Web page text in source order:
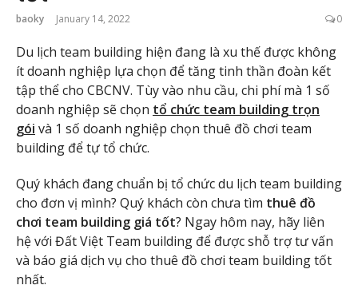
baoky January 14, 2022 0
Du lịch team building hiện đang là xu thế được không
ít doanh nghiệp lựa chọn để tăng tinh thần đoàn kết
tập thể cho CBCNV. Tùy vào nhu cầu, chi phí mà 1 số
doanh nghiệp sẽ chọn tổ chức team building trọn
gói và 1 số doanh nghiệp chọn thuê đồ chơi team
building để tự tổ chức.
Quý khách đang chuẩn bị tổ chức du lịch team building
cho đơn vị mình? Quý khách còn chưa tìm thuê đồ
chơi team building giá tốt? Ngay hôm nay, hãy liên
hệ với Đất Việt Team building để được shỗ trợ tư vấn
và báo giá dịch vụ cho thuê đồ chơi team building tốt
nhất.